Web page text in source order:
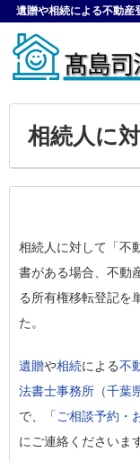
遺贈や相続による不動産
相続人に
相続人に対して「不
書がある場合、不動
る所有権移転登記を
た。
遺贈や相続による不
法書士事務所（千葉
で、「 ご相談予約・
にご連絡くださいま